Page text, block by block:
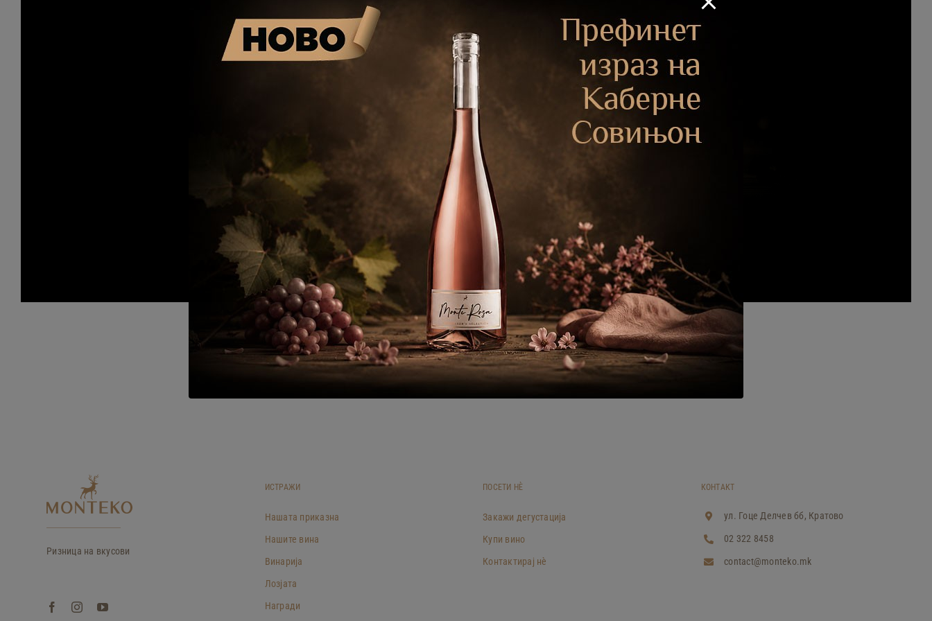
Ризница на вкусови
ИСТРАЖИ
Нашата приказна
Нашите вина
Винарија
Лозјата
Награди
ПОСЕТИ НÈ
Закажи дегустација
Купи вино
Контактирај нè
КОНТАКТ
ул. Гоце Делчев бб, Кратово
02 322 8458
contact@monteko.mk